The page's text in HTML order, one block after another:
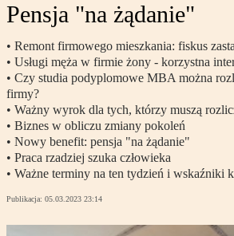
Pensja "na żądanie"
• Remont firmowego mieszkania: fiskus
• Usługi męża w firmie żony - korzystna
• Czy studia podyplomowe MBA można
firmy?
• Ważny wyrok dla tych, którzy muszą
• Biznes w obliczu zmiany pokoleń
• Nowy benefit: pensja "na żądanie"
• Praca rzadziej szuka człowieka
• Ważne terminy na ten tydzień i wskaźniki
Publikacja: 05.03.2023 23:14